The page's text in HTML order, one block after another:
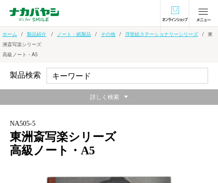
オンラインショ
ホーム 製品紹介 ノート・紙製品 その他 浮世絵ステーショナリーシリーズ
東
洲斎写楽シリーズ
高級ノート・A5
NA505-5
東洲斎写楽シリーズ
高級ノート・A5
製品検索
詳しく検索